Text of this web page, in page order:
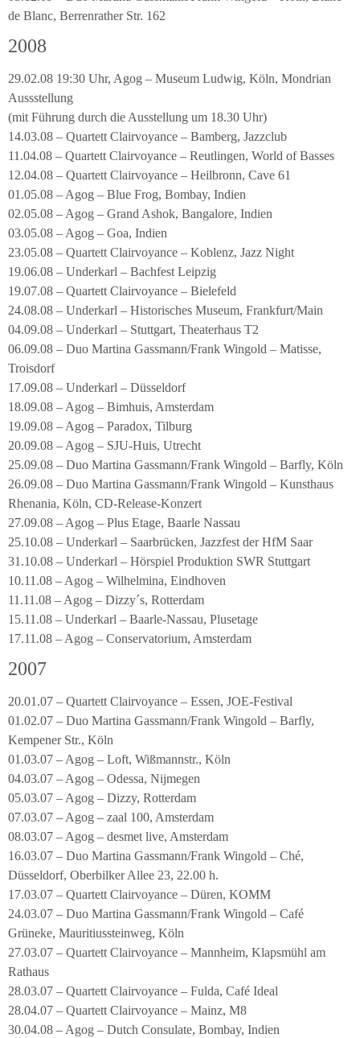
de Blanc, Berrenrather Str. 162
2008
29.02.08 19:30 Uhr, Agog – Museum Ludwig, Köln, Mondrian
Aussstellung
(mit Führung durch die Ausstellung um 18.30 Uhr)
14.03.08 – Quartett Clairvoyance – Bamberg, Jazzclub
11.04.08 – Quartett Clairvoyance – Reutlingen, World of Basses
12.04.08 – Quartett Clairvoyance – Heilbronn, Cave 61
01.05.08 – Agog – Blue Frog, Bombay, Indien
02.05.08 – Agog – Grand Ashok, Bangalore, Indien
03.05.08 – Agog – Goa, Indien
23.05.08 – Quartett Clairvoyance – Koblenz, Jazz Night
19.06.08 – Underkarl – Bachfest Leipzig
19.07.08 – Quartett Clairvoyance – Bielefeld
24.08.08 – Underkarl – Historisches Museum, Frankfurt/Main
04.09.08 – Underkarl – Stuttgart, Theaterhaus T2
06.09.08 – Duo Martina Gassmann/Frank Wingold – Matisse,
Troisdorf
17.09.08 – Underkarl – Düsseldorf
18.09.08 – Agog – Bimhuis, Amsterdam
19.09.08 – Agog – Paradox, Tilburg
20.09.08 – Agog – SJU-Huis, Utrecht
25.09.08 – Duo Martina Gassmann/Frank Wingold – Barfly, Köln
26.09.08 – Duo Martina Gassmann/Frank Wingold – Kunsthaus
Rhenania, Köln, CD-Release-Konzert
27.09.08 – Agog – Plus Etage, Baarle Nassau
25.10.08 – Underkarl – Saarbrücken, Jazzfest der HfM Saar
31.10.08 – Underkarl – Hörspiel Produktion SWR Stuttgart
10.11.08 – Agog – Wilhelmina, Eindhoven
11.11.08 – Agog – Dizzy´s, Rotterdam
15.11.08 – Underkarl – Baarle-Nassau, Plusetage
17.11.08 – Agog – Conservatorium, Amsterdam
2007
20.01.07 – Quartett Clairvoyance – Essen, JOE-Festival
01.02.07 – Duo Martina Gassmann/Frank Wingold – Barfly,
Kempener Str., Köln
01.03.07 – Agog – Loft, Wißmannstr., Köln
04.03.07 – Agog – Odessa, Nijmegen
05.03.07 – Agog – Dizzy, Rotterdam
07.03.07 – Agog – zaal 100, Amsterdam
08.03.07 – Agog – desmet live, Amsterdam
16.03.07 – Duo Martina Gassmann/Frank Wingold – Ché,
Düsseldorf, Oberbilker Allee 23, 22.00 h.
17.03.07 – Quartett Clairvoyance – Düren, KOMM
24.03.07 – Duo Martina Gassmann/Frank Wingold – Café
Grüneke, Mauritiussteinweg, Köln
27.03.07 – Quartett Clairvoyance – Mannheim, Klapsmühl am
Rathaus
28.03.07 – Quartett Clairvoyance – Fulda, Café Ideal
28.04.07 – Quartett Clairvoyance – Mainz, M8
30.04.08 – Agog – Dutch Consulate, Bombay, Indien